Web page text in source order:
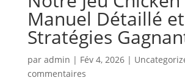
Manuel Détaillé et
Stratégies
par admin | Fév 4, 2026|
commentaires